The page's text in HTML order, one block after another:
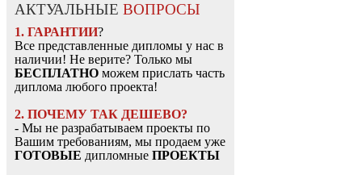
АКТУАЛЬНЫЕ ВОПРОСЫ
1. ГАРАНТИИ?
Все представленные дипломы у нас в
наличии! Не верите? Только мы
БЕСПЛАТНО можем прислать часть
диплома любого проекта!
2. ПОЧЕМУ ТАК ДЕШЕВО?
- Мы не разрабатываем проекты по
Вашим требованиям, мы продаем уже
ГОТОВЫЕ дипломные ПРОЕКТЫ